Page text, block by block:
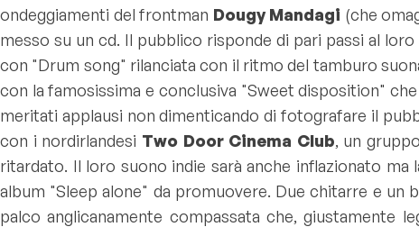
ondeggiamenti del frontman Dougy Mandagi (che
messo su un cd. Il pubblico risponde di pari passi al
con "Drum song" rilanciata con il ritmo del tamburo
con la famosissima e conclusiva "Sweet disposition"
meritati applausi non dimenticando di fotografare il
con i nordirlandesi Two Door Cinema Club, un
ritardato. Il loro suono indie sarà anche inflazionato
album "Sleep alone" da promuovere. Due chitarre e un
palco anglicanamente compassata che,